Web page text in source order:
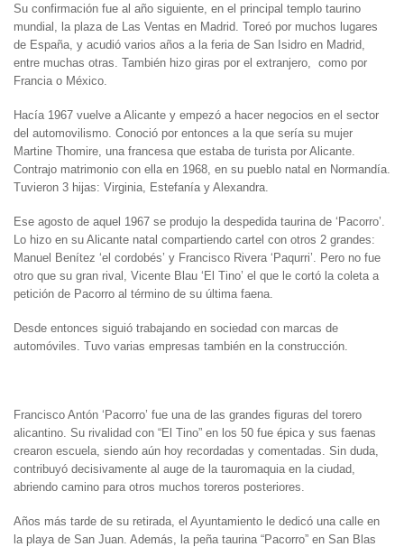
Su confirmación fue al año siguiente, en el principal templo taurino
mundial, la plaza de Las Ventas en Madrid. Toreó por muchos lugares
de España, y acudió varios años a la feria de San Isidro en Madrid,
entre muchas otras. También hizo giras por el extranjero, como por
Francia o México.
Hacía 1967 vuelve a Alicante y empezó a hacer negocios en el sector
del automovilismo. Conoció por entonces a la que sería su mujer
Martine Thomire, una francesa que estaba de turista por Alicante.
Contrajo matrimonio con ella en 1968, en su pueblo natal en Normandía.
Tuvieron 3 hijas: Virginia, Estefanía y Alexandra.
Ese agosto de aquel 1967 se produjo la despedida taurina de ‘Pacorro’.
Lo hizo en su Alicante natal compartiendo cartel con otros 2 grandes:
Manuel Benítez ‘el cordobés’ y Francisco Rivera ‘Paqurri’. Pero no fue
otro que su gran rival, Vicente Blau ‘El Tino’ el que le cortó la coleta a
petición de Pacorro al término de su última faena.
Desde entonces siguió trabajando en sociedad con marcas de
automóviles. Tuvo varias empresas también en la construcción.
Francisco Antón ‘Pacorro’ fue una de las grandes figuras del torero
alicantino. Su rivalidad con “El Tino” en los 50 fue épica y sus faenas
crearon escuela, siendo aún hoy recordadas y comentadas. Sin duda,
contribuyó decisivamente al auge de la tauromaquia en la ciudad,
abriendo camino para otros muchos toreros posteriores.
Años más tarde de su retirada, el Ayuntamiento le dedicó una calle en
la playa de San Juan. Además, la peña taurina “Pacorro” en San Blas